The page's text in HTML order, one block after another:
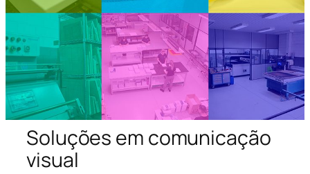
Soluções em comunicação
visual